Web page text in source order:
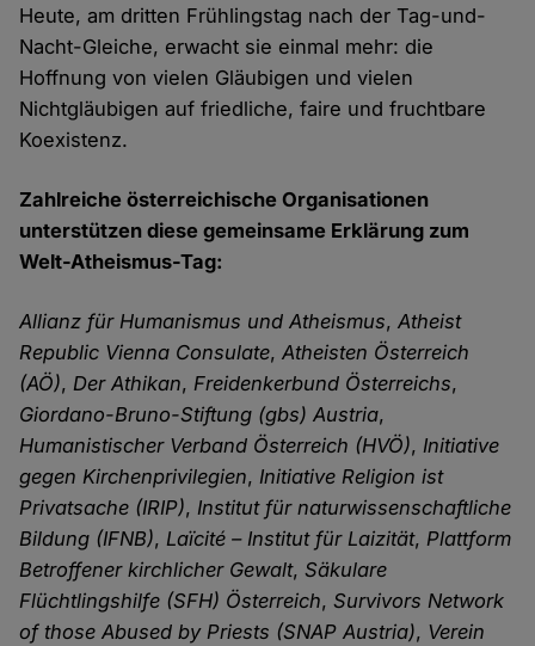
Heute, am dritten Frühlingstag nach der Tag-und-
Nacht-Gleiche, erwacht sie einmal mehr: die
Hoffnung von vielen Gläubigen und vielen
Nichtgläubigen auf friedliche, faire und fruchtbare
Koexistenz.
Zahlreiche österreichische Organisationen
unterstützen diese gemeinsame Erklärung zum
Welt-Atheismus-Tag:
Allianz für Humanismus und Atheismus,Atheist
Republic Vienna Consulate,Atheisten Österreich
(AÖ),Der Athikan,Freidenkerbund Österreichs,
Giordano-Bruno-Stiftung (gbs) Austria,
Humanistischer Verband Österreich (HVÖ),Initiative
gegen Kirchenprivilegien,Initiative Religion ist
Privatsache (IRIP),Institut für naturwissenschaftliche
Bildung (IFNB),Laïcité – Institut für Laizität,Plattform
Betroffener kirchlicher Gewalt,Säkulare
Flüchtlingshilfe (SFH) Österreich,Survivors Network
of those Abused by Priests (SNAP Austria), Verein